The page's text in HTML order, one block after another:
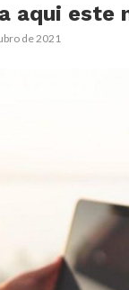
aqui
de 2021